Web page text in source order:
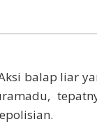
Aksi balap liar